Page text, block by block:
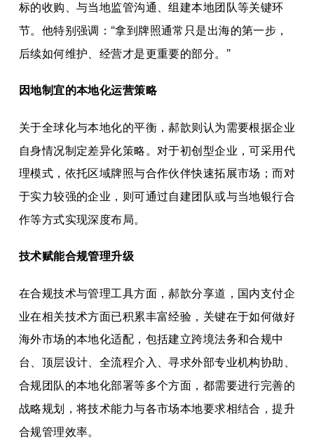
标的收购、与当地监管沟通、组建本地团队等关键环
节。他特别强调：“拿到牌照通常只是出海的第一步，
后续如何维护、经营才是更重要的部分。”
因地制宜的本地化运营策略
关于全球化与本地化的平衡，郝歆则认为需要根据企业
自身情况制定差异化策略。对于初创型企业，可采用代
理模式，依托区域牌照与合作伙伴快速拓展市场；而对
于实力较强的企业，则可通过自建团队或与当地银行合
作等方式实现深度布局。
技术赋能合规管理升级
在合规技术与管理工具方面，郝歆分享道，国内支付企
业在相关技术方面已积累丰富经验，关键在于如何做好
海外市场的本地化适配，包括建立跨境法务和合规中
台、顶层设计、全流程介入、寻求外部专业机构协助、
合规团队的本地化部署等多个方面，都需要进行完善的
战略规划，将技术能力与各市场本地要求相结合，提升
合规管理效率。